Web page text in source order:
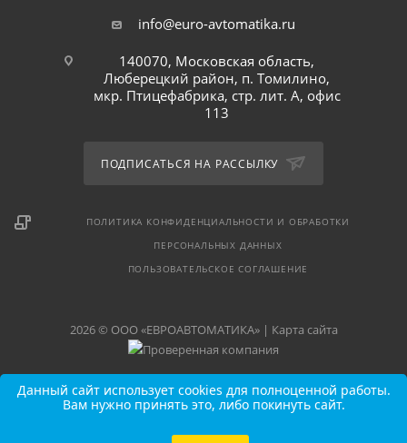
info@euro-avtomatika.ru
140070, Московская область,
Люберецкий район, п. Томилино,
мкр. Птицефабрика, стр. лит. А, офис
113
ПОДПИСАТЬСЯ НА РАССЫЛКУ
ПОЛИТИКА КОНФИДЕНЦИАЛЬНОСТИ И ОБРАБОТКИ
ПЕРСОНАЛЬНЫХ ДАННЫХ
ПОЛЬЗОВАТЕЛЬСКОЕ СОГЛАШЕНИЕ
2026 © ООО «ЕВРОАВТОМАТИКА» | Карта сайта
Данный сайт использует cookies для полноценной работы.
Вам нужно принять это, либо покинуть сайт.